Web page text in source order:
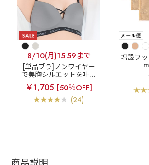
8/10(月)15:59まで
[単品ブラ]ノンワイヤー
で美胸シルエットを叶え
るブラ
【WEB限定】ba
dass ノンワイヤー 美胸
ブラ シームレス 単品ブ
ラジャー
￥1,705 [50％OFF]
(24)
増設フ